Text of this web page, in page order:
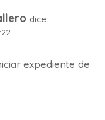
dice:
expediente de